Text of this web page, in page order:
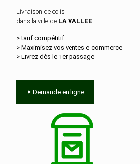
Livraison de colis
dans la ville de LA VALLEE
> tarif compétitif
> Maximisez vos ventes e‑commerce
> Livrez dès le 1er passage
Demande en ligne